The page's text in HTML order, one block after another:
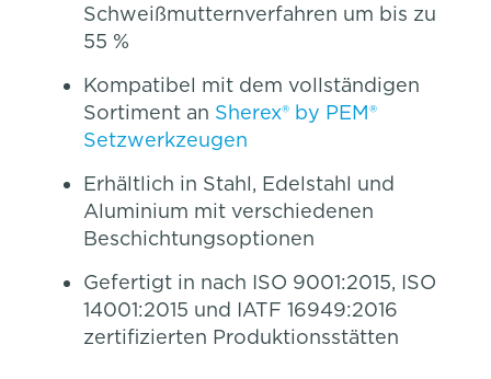
Schweißmutternverfahren um bis zu
55 %
Kompatibel mit dem vollständigen
Sortiment an Sherex® by PEM®
Setzwerkzeugen
Erhältlich in Stahl, Edelstahl und
Aluminium mit verschiedenen
Beschichtungsoptionen
Gefertigt in nach ISO 9001:2015, ISO
14001:2015 und IATF 16949:2016
zertifizierten Produktionsstätten